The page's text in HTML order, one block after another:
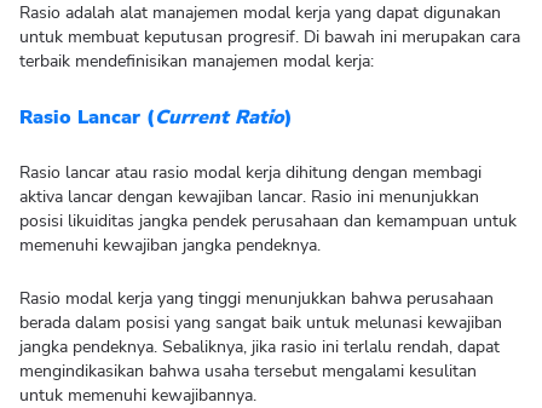
Rasio adalah alat manajemen modal kerja yang dapat digunakan
untuk membuat keputusan progresif. Di bawah ini merupakan cara
terbaik mendefinisikan manajemen modal kerja:
Rasio Lancar (Current Ratio)
Rasio lancar atau rasio modal kerja dihitung dengan membagi
aktiva lancar dengan kewajiban lancar. Rasio ini menunjukkan
posisi likuiditas jangka pendek perusahaan dan kemampuan untuk
memenuhi kewajiban jangka pendeknya.
Rasio modal kerja yang tinggi menunjukkan bahwa perusahaan
berada dalam posisi yang sangat baik untuk melunasi kewajiban
jangka pendeknya. Sebaliknya, jika rasio ini terlalu rendah, dapat
mengindikasikan bahwa usaha tersebut mengalami kesulitan
untuk memenuhi kewajibannya.